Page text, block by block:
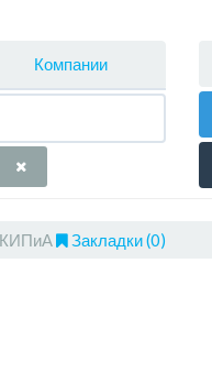
Компании
КИПиА Закладки (0)